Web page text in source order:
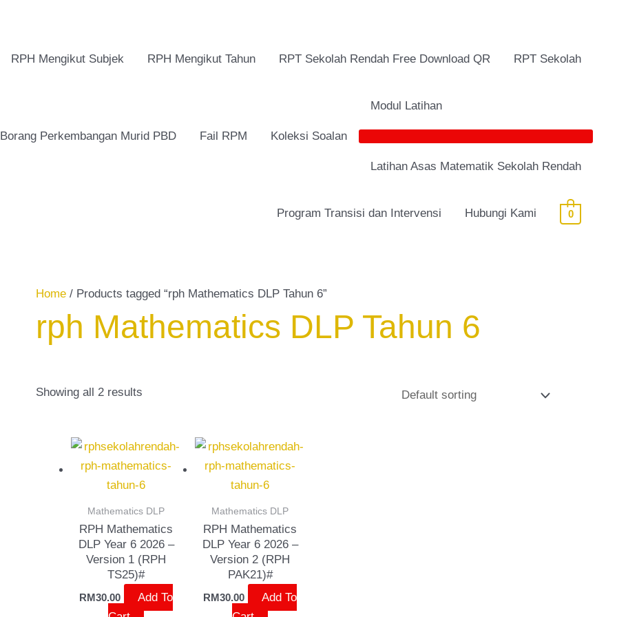
RPH Mengikut Subjek RPH Mengikut Tahun RPT Sekolah Rendah Free Download QR RPT Sekolah
Borang Perkembangan Murid PBD Fail RPM Koleksi Soalan
Modul Latihan
Latihan Asas Matematik Sekolah Rendah
Program Transisi dan Intervensi Hubungi Kami 0
Home / Products tagged “rph Mathematics DLP Tahun 6”
rph Mathematics DLP Tahun 6
Showing all 2 results
Mathematics DLP
RPH Mathematics
DLP Year 6 2026 –
Version 1 (RPH
TS25)#
RM30.00
Add To
Mathematics DLP
RPH Mathematics
DLP Year 6 2026 –
Version 2 (RPH
PAK21)#
RM30.00
Add To